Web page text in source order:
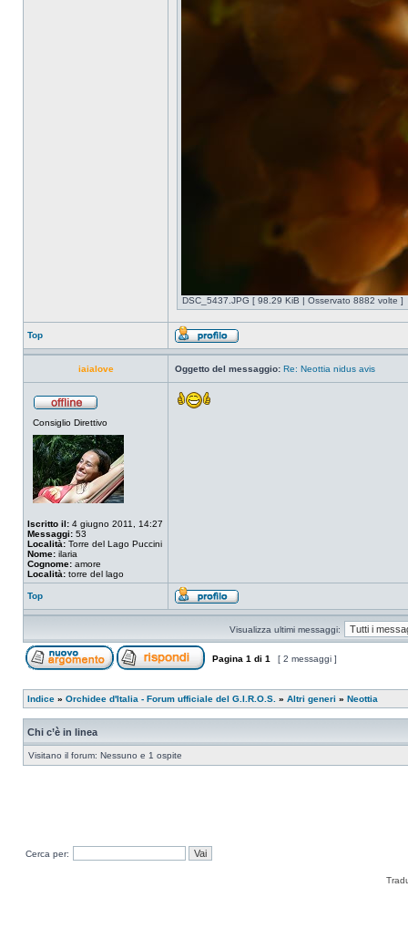
DSC_5437.JPG [ 98.29 KiB | Osservato 8882 volte ]
Top
iaialove Oggetto del messaggio: Re: Neottia nidus avis
Consiglio Direttivo
Iscritto il: 4 giugno 2011, 14:27
Messaggi: 53
Località: Torre del Lago Puccini
Nome: ilaria
Cognome: amore
Località: torre del lago
Top
Visualizza ultimi messaggi:
Pagina 1 di 1 [ 2 messaggi ]
Indice » Orchidee d'Italia - Forum ufficiale del G.I.R.O.S. » Altri generi » Neottia
Chi c’è in linea
Visitano il forum: Nessuno e 1 ospite
Cerca per: